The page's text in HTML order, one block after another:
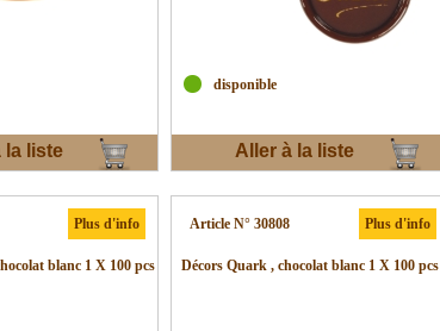
la liste
disponible
Aller à la liste
Plus d'info
blanc 1 X 100 pcs
Article N° 30808 Plus d'info
Décors Quark , chocolat blanc 1 X 100 pcs